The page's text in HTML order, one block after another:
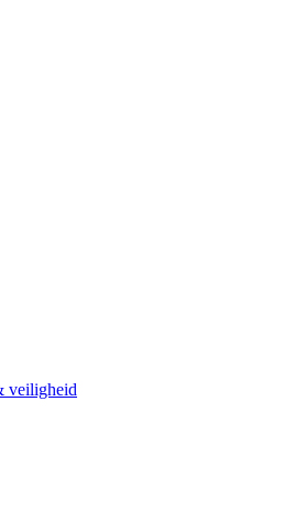
veiligheid